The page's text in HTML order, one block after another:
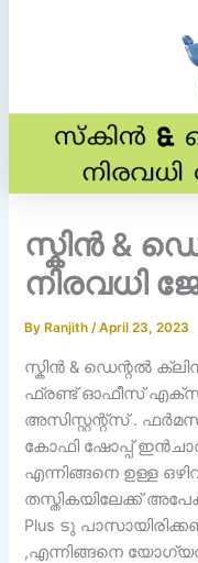
സ്കിൻ &
നിരവധി
By Ranjith/April 23, 2023
സ്കിൻ & ഡെന്റൽ
ഫ്രണ്ട് ഓഫീസ്
അസിസ്റ്റന്റ്സ് .
കോഫി ഷോപ്പ്
എന്നിങ്ങനെ ഉള്ള
തസ്തികയിലേക്ക്
Plus ടു
,എന്നിങ്ങനെ